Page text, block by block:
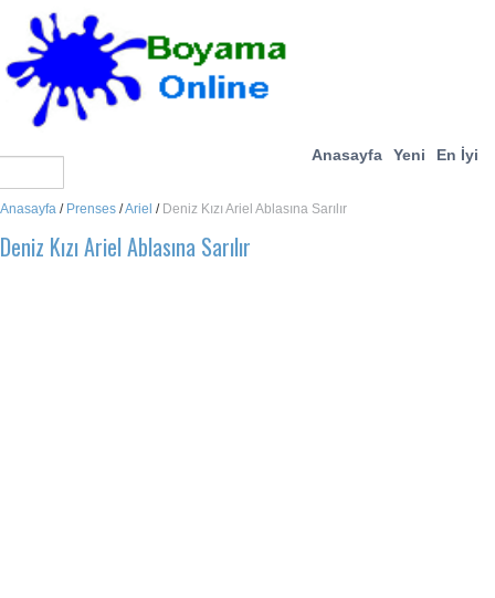
Anasayfa Yeni En İyi
Anasayfa / Prenses /Ariel / Deniz Kızı Ariel Ablasına Sarılır
Deniz Kızı Ariel Ablasına Sarılır